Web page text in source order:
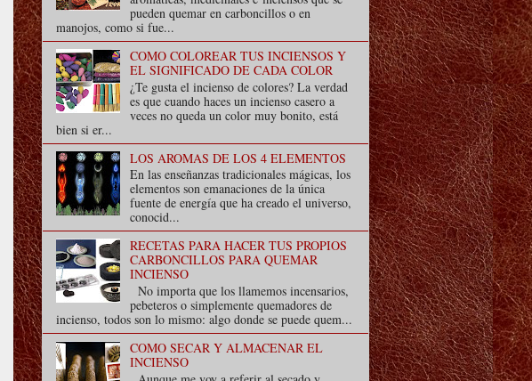
pueden quemar en carboncillos o en
manojos, como si fue...
COMO COLOREAR TUS INCIENSOS Y
EL SIGNIFICADO DE CADA COLOR
¿Te gusta el incienso de colores? La verdad
es que cuando haces un incienso casero a
veces no queda un color muy bonito, está
bien si er...
LOS AROMAS DE LOS 4 ELEMENTOS
En las enseñanzas tradicionales mágicas, los
elementos son emanaciones de la única
fuente de energía que ha creado el universo,
conocid...
RECETAS PARA HACER TUS PROPIOS
CARBONCILLOS PARA QUEMAR
INCIENSO
No importa que los llamemos incensarios,
pebeteros o simplemente quemadores de
incienso, todos son lo mismo: algo donde se puede quem...
COMO SECAR Y ALMACENAR EL
INCIENSO